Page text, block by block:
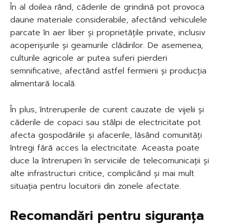
În al doilea rând, căderile de grindină pot provoca
daune materiale considerabile, afectând vehiculele
parcate în aer liber și proprietățile private, inclusiv
acoperișurile și geamurile clădirilor. De asemenea,
culturile agricole ar putea suferi pierderi
semnificative, afectând astfel fermierii și producția
alimentară locală.
În plus, întreruperile de curent cauzate de vijelii și
căderile de copaci sau stâlpi de electricitate pot
afecta gospodăriile și afacerile, lăsând comunități
întregi fără acces la electricitate. Aceasta poate
duce la întreruperi în serviciile de telecomunicații și
alte infrastructuri critice, complicând și mai mult
situația pentru locuitorii din zonele afectate.
Recomandări pentru siguranța